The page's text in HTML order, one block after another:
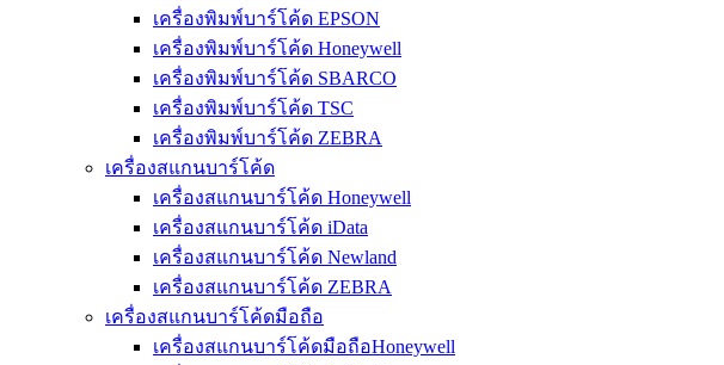
เครื่องพิมพ์บาร์โค้ด EPSON
เครื่องพิมพ์บาร์โค้ด Honeywell
เครื่องพิมพ์บาร์โค้ด SBARCO
เครื่องพิมพ์บาร์โค้ด TSC
เครื่องพิมพ์บาร์โค้ด ZEBRA
เครื่องสแกนบาร์โค้ด
เครื่องสแกนบาร์โค้ด Honeywell
เครื่องสแกนบาร์โค้ด iData
เครื่องสแกนบาร์โค้ด Newland
เครื่องสแกนบาร์โค้ด ZEBRA
เครื่องสแกนบาร์โค้ดมือถือ
เครื่องสแกนบาร์โค้ดมือถือHoneywell